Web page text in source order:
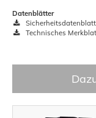
Datenblätter
Sicherheitsdatenblatt
Technisches